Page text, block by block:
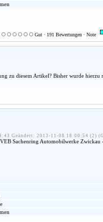
Gut · 191 Bewertungen · Note
zu diesem Artikel? Bisher wurde
Geändert: 2013-11-08 18:00:54 (2)
Sachenring Automobilwerke Zwickau